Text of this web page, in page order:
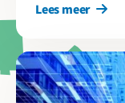
Lees meer
Lees meer over